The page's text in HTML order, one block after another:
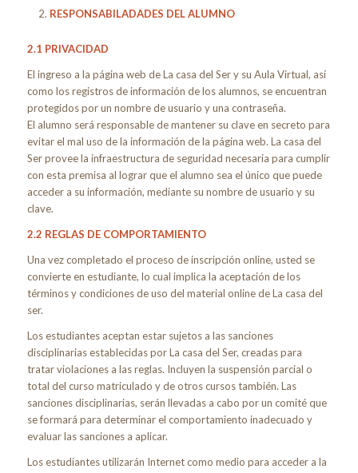
RESPONSABILADADES DEL ALUMNO
2.1 PRIVACIDAD
El ingreso a la página web de La casa del Ser y su Aula Virtual, así
como los registros de información de los alumnos, se encuentran
protegidos por un nombre de usuario y una contraseña.
El alumno será responsable de mantener su clave en secreto para
evitar el mal uso de la información de la página web. La casa del
Ser provee la infraestructura de seguridad necesaria para cumplir
con esta premisa al lograr que el alumno sea el único que puede
acceder a su información, mediante su nombre de usuario y su
clave.
2.2 REGLAS DE COMPORTAMIENTO
Una vez completado el proceso de inscripción online, usted se
convierte en estudiante, lo cual implica la aceptación de los
términos y condiciones de uso del material online de La casa del
ser.
Los estudiantes aceptan estar sujetos a las sanciones
disciplinarias establecidas por La casa del Ser, creadas para
tratar violaciones a las reglas. Incluyen la suspensión parcial o
total del curso matriculado y de otros cursos también. Las
sanciones disciplinarias, serán llevadas a cabo por un comité que
se formará para determinar el comportamiento inadecuado y
evaluar las sanciones a aplicar.
Los estudiantes utilizarán Internet como medio para acceder a la